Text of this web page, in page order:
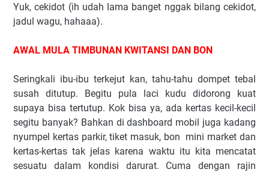
Yuk, cekidot (ih udah lama banget nggak bilang cekidot,
jadul wagu, hahaaa).
AWAL MULA TIMBUNAN KWITANSI DAN BON
Seringkali ibu-ibu terkejut kan, tahu-tahu dompet tebal
susah ditutup. Begitu pula laci kudu didorong kuat
supaya bisa tertutup. Kok bisa ya, ada kertas kecil-kecil
segitu banyak? Bahkan di dashboard mobil juga kadang
nyumpel kertas parkir, tiket masuk, bon mini market dan
kertas-kertas tak jelas karena waktu itu kita mencatat
sesuatu dalam kondisi darurat. Cuma dengan rajin